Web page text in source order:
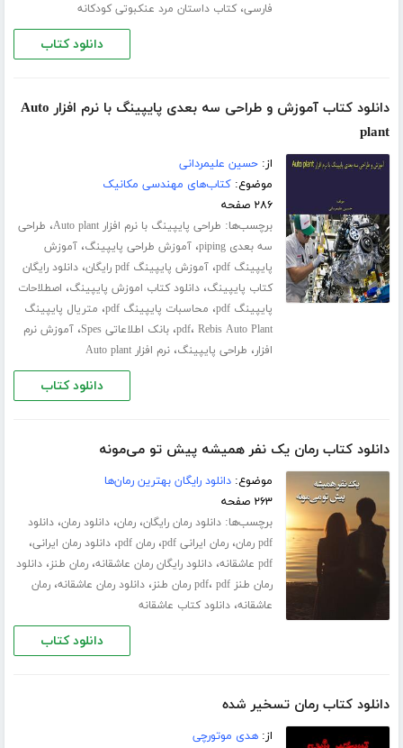
فارسی،کتاب داستان مرد عنکبوتی کودکانه
دانلود کتاب
دانلود کتاب آموزش و طراحی سه بعدی پایپینگ با نرم افزار Auto
plant
از:حسین علیمردانی
موضوع:کتاب‌های مهندسی مکانیک
۲۸۶ صفحه
برچسب‌ها: طراحی پایپینگ با نرم افزار Auto plant ، طراحی
سه بعدی piping
،آموزش طراحی پایپینگ،آموزش
پایپینگ pdf
،آموزش پایپینگ pdf رایگان ،دانلود رایگان
کتاب پایپینگ،دانلود کتاب اموزش پایپینگ، اصطلاحات
پایپینگ pdf
، محاسبات پایپینگ pdf ، متریال پایپینگ
pdf، Rebis Auto Plant ،بانک اطلاعاتی Spes ،آموزش نرم
افزار، طراحی پایپینگ،نرم افزار Auto plant
دانلود کتاب
دانلود کتاب رمان یک نفر همیشه پیش تو می‌مونه
موضوع:دانلود رایگان بهترین رمان‌ها
۲۶۳ صفحه
برچسب‌ها:دانلود رمان رایگان،رمان،دانلود رمان،دانلود
pdf رمان
،رمان ایرانی pdf ،رمان pdf ،دانلود رمان ایرانی،
pdf عاشقانه ،دانلود رایگان رمان عاشقانه،رمان طنز،دانلود
رمان طنز pdf
، pdf رمان طنز ،دانلود رمان عاشقانه،رمان
عاشقانه،دانلود کتاب عاشقانه
دانلود کتاب
دانلود کتاب رمان تسخیر شده
از:هدی موتورچی